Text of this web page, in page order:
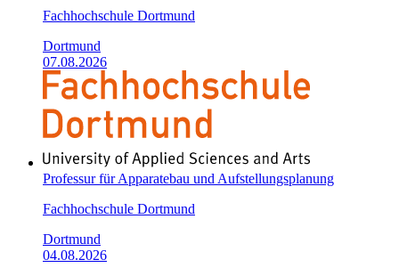
Fachhochschule Dortmund
Dortmund
07.08.2026
Professur für Apparatebau und Aufstellungsplanung
Fachhochschule Dortmund
Dortmund
04.08.2026